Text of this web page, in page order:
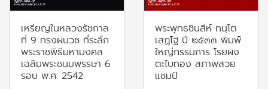
เหรียญในหลวงรัชกาล
ที่ 9 ทรงผนวช ที่ระลึก
พระราชพิธีมหามงคล
เฉลิมพระชนมพรรษา 6
รอบ พ.ศ. 2542
พระพุทธชินสีห์ ทนฺโต
เสฏฺโฐ ปี ๒๕๓๓ พิมพ์
ใหญ่กรรมการ โรยผง
ตะไบทอง สภาพสวย
แชมป์